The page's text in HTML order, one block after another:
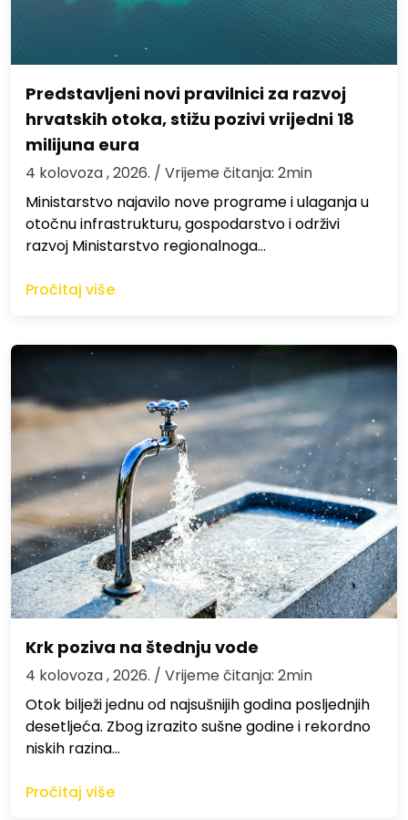
Predstavljeni novi pravilnici za razvoj
hrvatskih otoka, stižu pozivi vrijedni 18
milijuna eura
4 kolovoza , 2026. / Vrijeme čitanja: 2min
Ministarstvo najavilo nove programe i ulaganja u
otočnu infrastrukturu, gospodarstvo i održivi
razvoj Ministarstvo regionalnoga…
Pročitaj više
Krk poziva na štednju vode
4 kolovoza , 2026. / Vrijeme čitanja: 2min
Otok bilježi jednu od najsušnijih godina posljednjih
desetljeća. Zbog izrazito sušne godine i rekordno
niskih razina…
Pročitaj više